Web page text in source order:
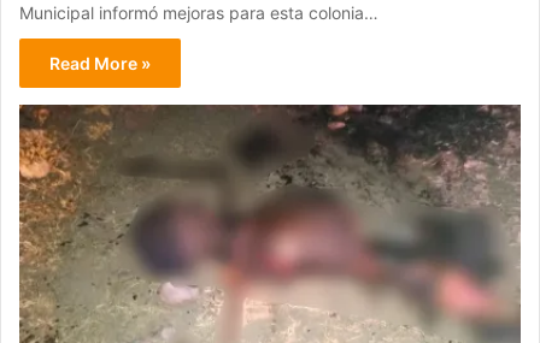
Municipal informó mejoras para esta colonia…
Read More »